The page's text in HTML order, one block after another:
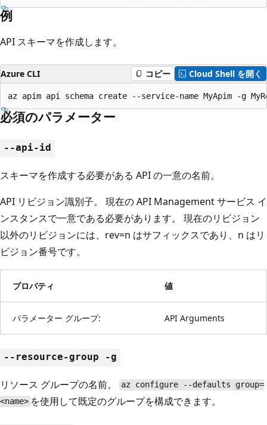
例
API スキーマを作成します。
Azure CLI コピー Cloud Shell を開く
az apim api schema create --service-name MyApim -g
必須のパラメーター
--api-id
スキーマを作成する必要がある API の一意の名前。
API リビジョン識別子。 現在の API Management サービス イ
ンスタンスで一意である必要があります。 現在のリビジョン
以外のリビジョンには、rev=n はサフィックスであり、n はリ
ビジョン番号です。
プロパティ 値
パラメーター グループ: API Arguments
--resource-group -g
リソース グループの名前。
az configure --defaults group=
<name> を使用して既定のグループを構成できます。